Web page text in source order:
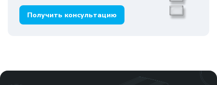
Получить консультацию